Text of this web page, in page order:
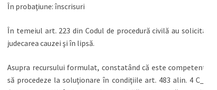
În probaţiune: înscrisuri
În temeiul art. 223 din Codul de procedură civilă au solicitat
judecarea cauzei şi în lipsă.
Asupra recursului formulat, constatând că este competentă
să procedeze la soluţionare în condiţiile art. 483 alin. 4 C__,